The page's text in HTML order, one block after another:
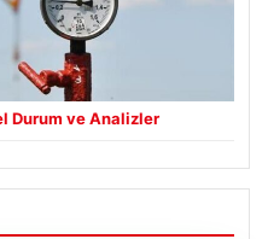
Durum ve Analizler